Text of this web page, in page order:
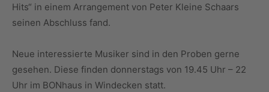
Hits“ in einem Arrangement von Peter Kleine Schaars
seinen Abschluss fand.
Neue interessierte Musiker sind in den Proben gerne
gesehen. Diese finden donnerstags von 19.45 Uhr – 22
Uhr im BONhaus in Windecken statt.